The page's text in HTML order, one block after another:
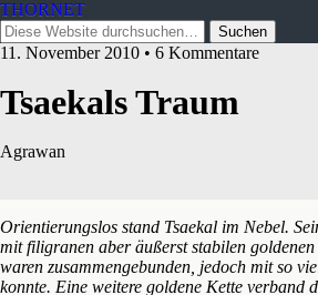
THORNET
11. November 2010 • 6 Kommentare
Tsaekals Traum
Agrawan
Orientierungslos stand Tsaekal im Nebel.
mit filigranen aber äußerst stabilen
waren zusammengebunden, jedoch mit so
konnte. Eine weitere goldene Kette verband